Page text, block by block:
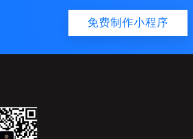
免费制作小程序